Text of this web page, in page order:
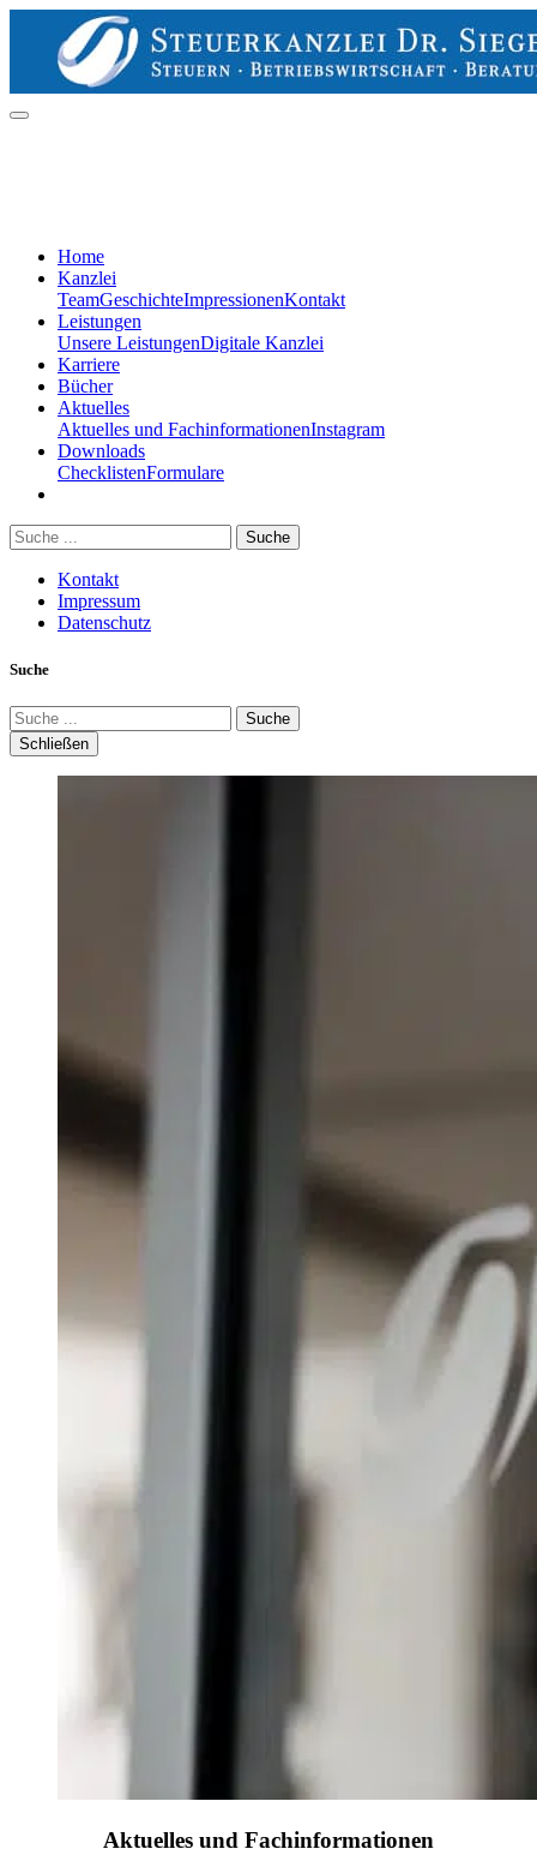
Home
Kanzlei
TeamGeschichteImpressionenKontakt
Leistungen
Unsere LeistungenDigitale Kanzlei
Karriere
Bücher
Aktuelles
Aktuelles und FachinformationenInstagram
Downloads
ChecklistenFormulare
Suche
Kontakt
Impressum
Datenschutz
Suche
Suche
Schließen
Aktuelles und Fachinformationen